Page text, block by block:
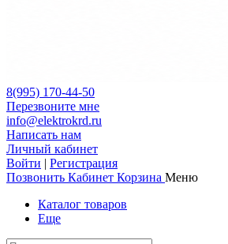
8(995) 170-44-50
Перезвоните мне
info@elektrokrd.ru
Написать нам
Личный кабинет
Войти | Регистрация
Позвонить Кабинет Корзина Меню
Каталог товаров
Еще